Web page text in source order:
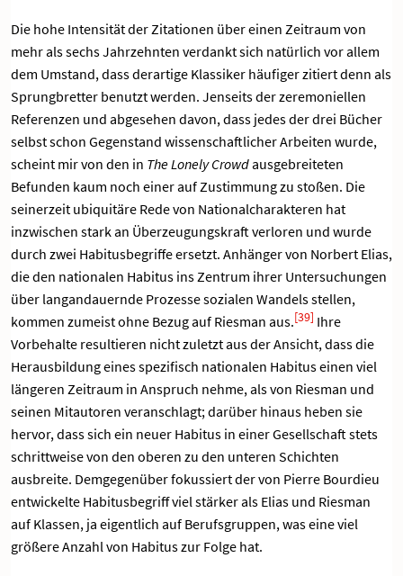
Die hohe Intensität der Zitationen über einen Zeitraum von
mehr als sechs Jahrzehnten verdankt sich natürlich vor allem
dem Umstand, dass derartige Klassiker häufiger zitiert denn als
Sprungbretter benutzt werden. Jenseits der zeremoniellen
Referenzen und abgesehen davon, dass jedes der drei Bücher
selbst schon Gegenstand wissenschaftlicher Arbeiten wurde,
scheint mir von den in TheLonely Crowdausgebreiteten
Befunden kaum noch einer auf Zustimmung zu stoßen. Die
seinerzeit ubiquitäre Rede von Nationalcharakteren hat
inzwischen stark an Überzeugungskraft verloren und wurde
durch zwei Habitusbegriffe ersetzt. Anhänger von Norbert Elias,
die den nationalen Habitus ins Zentrum ihrer Untersuchungen
über langandauernde Prozesse sozialen Wandels stellen,
kommen zumeist ohne Bezug auf Riesman aus.[39] Ihre
Vorbehalte resultieren nicht zuletzt aus der Ansicht, dass die
Herausbildung eines spezifisch nationalen Habitus einen viel
längeren Zeitraum in Anspruch nehme, als von Riesman und
seinen Mitautoren veranschlagt; darüber hinaus heben sie
hervor, dass sich ein neuer Habitus in einer Gesellschaft stets
schrittweise von den oberen zu den unteren Schichten
ausbreite. Demgegenüber fokussiert der von Pierre Bourdieu
entwickelte Habitusbegriff viel stärker als Elias und Riesman
auf Klassen, ja eigentlich auf Berufsgruppen, was eine viel
größere Anzahl von Habitus zur Folge hat.